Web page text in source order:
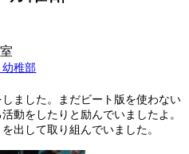
幼稚部
ました。まだビート版を使わない
動をしたりと励んでいましたよ。
出して取り組んでいました。